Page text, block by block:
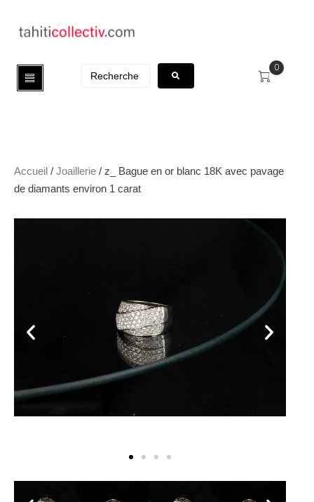
0
Accueil / Joaillerie / z_ Bague en or blanc 18K avec pavage
de diamants environ 1 carat